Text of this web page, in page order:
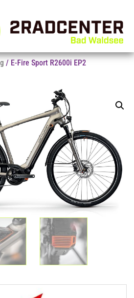
/ E-Fire Sport R2600i EP2